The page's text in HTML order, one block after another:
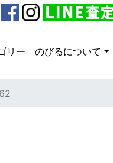
リー のびるについて